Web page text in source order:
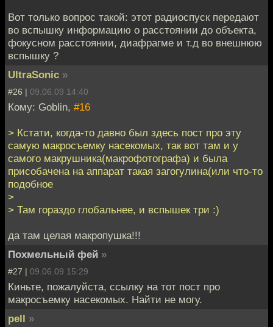
Вот только вопрос такой: этот радиоспуск передают
во вспышку информацию о расстоянии до объекта,
фокусном расстоянии, диафрагме и т.д во внешнюю
вспышку ?
UltraSonic »
#26 | 09.06.09 14:40
Кому: Goblin, #16
> Кстати, когда-то давно был здесь пост про эту
самую макросъемку насекомых, так вот там и у
самого макрушника(макрофотографа) и была
присобачена на аппарат такая загогулина(или что-то
подобное
>
> Там гораздо глобальнее, и вспышек три :)
да там целая макропушка!!!
Похмельный фей »
#27 | 09.06.09 15:29
Киньте, пожалуйста, ссылку на тот пост про
макросъемку насекомых. Найти не могу.
pell »